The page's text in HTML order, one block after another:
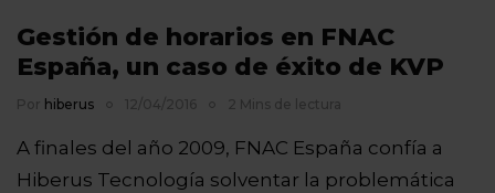
Gestión de horarios en FNAC
España, un caso de éxito de KVP
Por hiberus 12/04/2016 2 Mins de lectura
A finales del año 2009, FNAC España confía a
Hiberus Tecnología solventar la problemática